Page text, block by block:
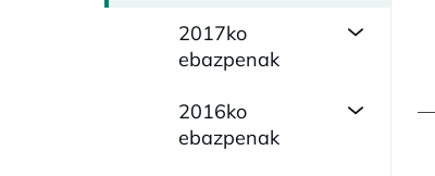
2017ko
ebazpenak
2016ko
ebazpenak